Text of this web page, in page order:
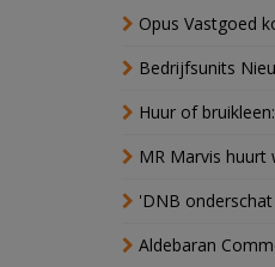
Opus Vastgoed
Bedrijfsunits
Huur of
MR Marvis huurt
'DNB
Aldebaran